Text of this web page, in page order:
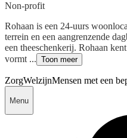
Non-profit
Rohaan is een 24-uurs
terrein en een aangrenzende
een theeschenkerij. Rohaan
vormt ... Toon meer
ZorgWelzijnMensen met een
Menu